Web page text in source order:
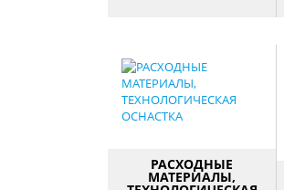
РАСХОДНЫЕ
МАТЕРИАЛЫ,